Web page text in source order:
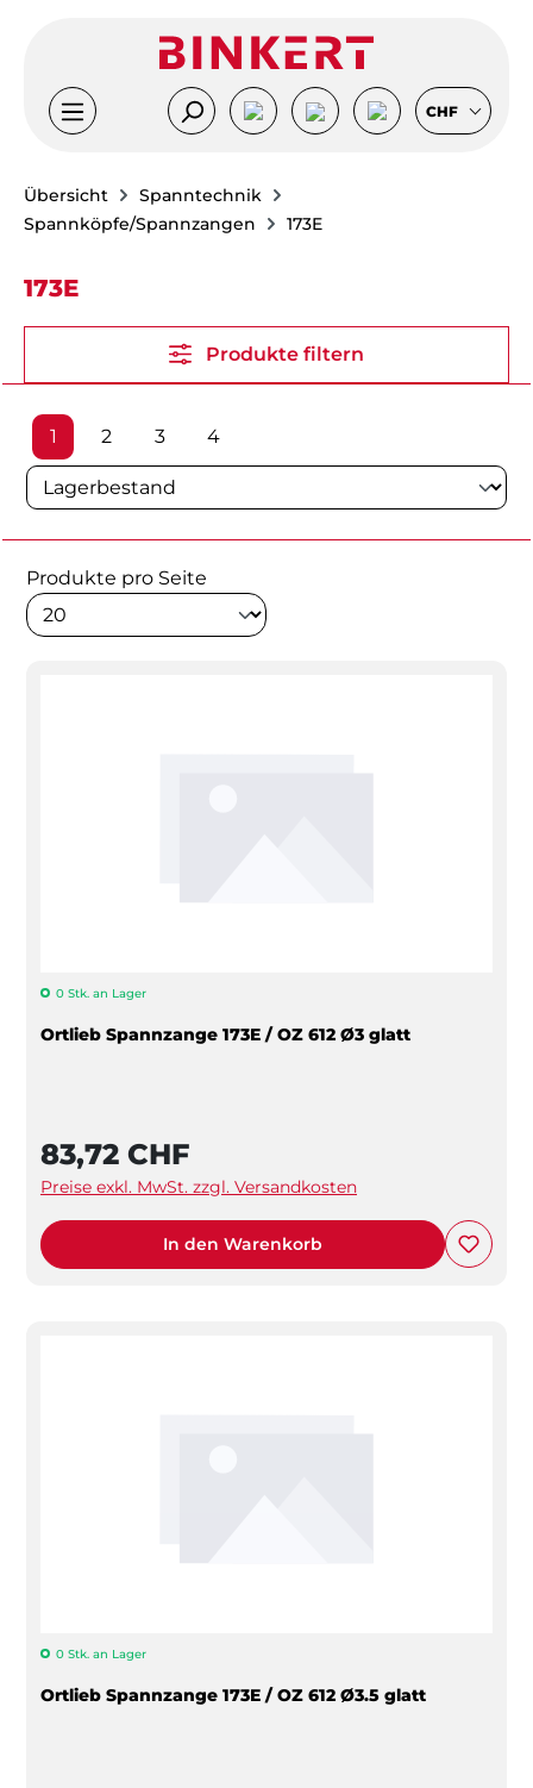
CHF
Übersicht
Spanntechnik
Spannköpfe/Spannzangen
173E
173E
Produkte filtern
Seite
1 Seite
2 Seite
3 Seite
4
Produkte pro Seite
0 Stk. an Lager
Ortlieb Spannzange 173E / OZ 612 Ø3 glatt
83,72 CHF
Preise exkl. MwSt. zzgl. Versandkosten
In den Warenkorb
0 Stk. an Lager
Ortlieb Spannzange 173E / OZ 612 Ø3.5 glatt